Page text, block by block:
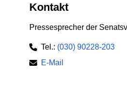
Kontakt
Pressesprecher der
Tel.: (030) 90228-203
E-Mail